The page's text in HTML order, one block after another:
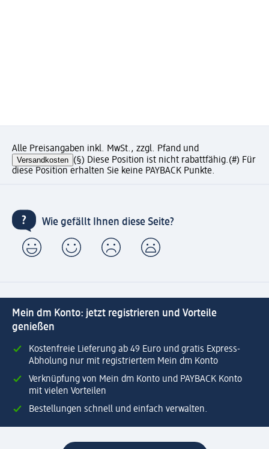
Alle Preisangaben inkl. MwSt., zzgl. Pfand und
Versandkosten (§) Diese Position ist nicht rabattfähig.(#) Für
diese Position erhalten Sie keine PAYBACK Punkte.
Wie gefällt Ihnen diese Seite?
Mein dm Konto: jetzt registrieren und Vorteile
genießen
Kostenfreie Lieferung ab 49 Euro und gratis Express-
Abholung nur mit registriertem Mein dm Konto
Verknüpfung von Mein dm Konto und PAYBACK Konto
mit vielen Vorteilen
Bestellungen schnell und einfach verwalten.